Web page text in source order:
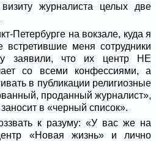
журналиста целых две
Петербурге на вокзале, куда я
меня сотрудники
заявили, что их центр НЕ
со всеми конфессиями, а
в публикации религиозные
проданный журналист»,
в «черный список».
к разуму: «У вас же на
«Новая жизнь» и лично